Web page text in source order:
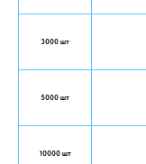
3000 шт
5000 шт
10000 шт